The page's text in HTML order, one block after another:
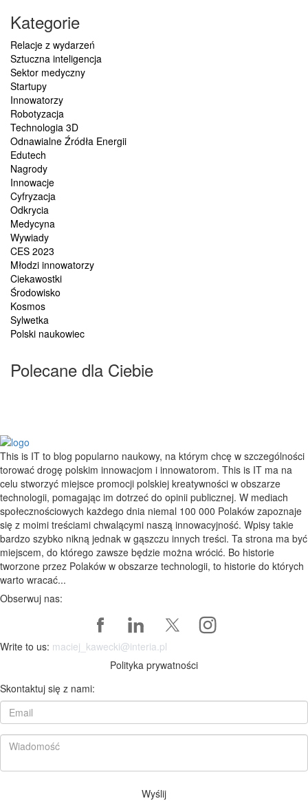
Kategorie
Relacje z wydarzeń
Sztuczna inteligencja
Sektor medyczny
Startupy
Innowatorzy
Robotyzacja
Technologia 3D
Odnawialne Źródła Energii
Edutech
Nagrody
Innowacje
Cyfryzacja
Odkrycia
Medycyna
Wywiady
CES 2023
Młodzi innowatorzy
Ciekawostki
Środowisko
Kosmos
Sylwetka
Polski naukowiec
Polecane dla Ciebie
This is IT to blog popularno naukowy, na którym chcę w szczególności
torować drogę polskim innowacjom i innowatorom. This is IT ma na
celu stworzyć miejsce promocji polskiej kreatywności w obszarze
technologii, pomagając im dotrzeć do opinii publicznej. W mediach
społecznościowych każdego dnia niemal 100 000 Polaków zapoznaje
się z moimi treściami chwalącymi naszą innowacyjność. Wpisy takie
bardzo szybko nikną jednak w gąszczu innych treści. Ta strona ma być
miejscem, do którego zawsze będzie można wrócić. Bo historie
tworzone przez Polaków w obszarze technologii, to historie do których
warto wracać...
Obserwuj nas:
Write to us: maciej_kawecki@interia.pl
Polityka prywatności
Skontaktuj się z nami:
Wyślij